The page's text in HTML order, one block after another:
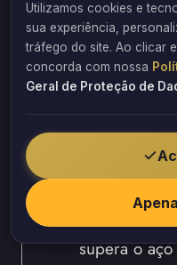
Fibra de
engenharia
edificações
A fibra de
O tecido
resina epóxi.
Por esse
supera o
Utilizamos cookies e
sua experiência,
tráfego do site. Ao clicar
concorda com nossa
Geral de Proteção de